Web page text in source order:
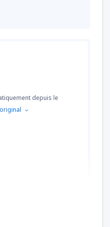
depuis le